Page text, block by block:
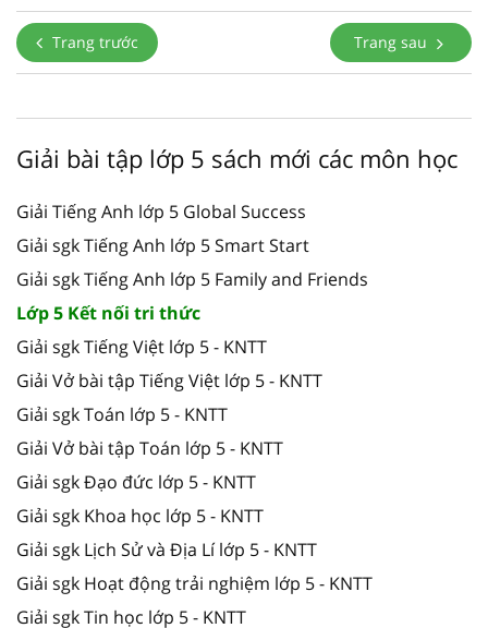
Trang trước Trang sau
Giải bài tập lớp 5 sách mới các môn học
Giải Tiếng Anh lớp 5 Global Success
Giải sgk Tiếng Anh lớp 5 Smart Start
Giải sgk Tiếng Anh lớp 5 Family and Friends
Lớp 5 Kết nối tri thức
Giải sgk Tiếng Việt lớp 5 - KNTT
Giải Vở bài tập Tiếng Việt lớp 5 - KNTT
Giải sgk Toán lớp 5 - KNTT
Giải Vở bài tập Toán lớp 5 - KNTT
Giải sgk Đạo đức lớp 5 - KNTT
Giải sgk Khoa học lớp 5 - KNTT
Giải sgk Lịch Sử và Địa Lí lớp 5 - KNTT
Giải sgk Hoạt động trải nghiệm lớp 5 - KNTT
Giải sgk Tin học lớp 5 - KNTT